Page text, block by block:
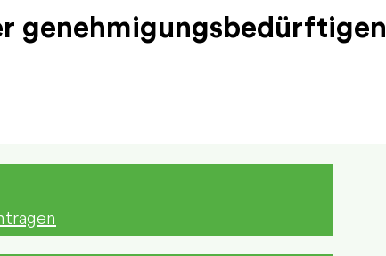
genehmigungsbedürftigen